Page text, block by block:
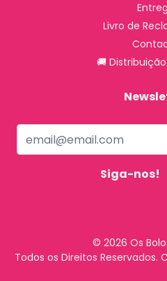
Livro de
🚚
Siga-nos!
© 2026 Os
Todos os Direitos Reservados.